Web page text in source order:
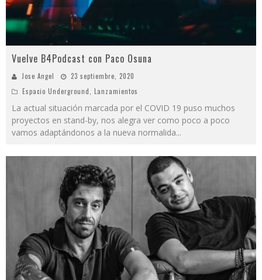
Vuelve B4Podcast con Paco Osuna
Jose Angel
23 septiembre, 2020
Espacio Underground
Lanzamientos
La actual situación marcada por el COVID 19 puso muchos
proyectos en stand-by, nos alegra ver como poco a poco
vamos adaptándonos a la nueva normalida...